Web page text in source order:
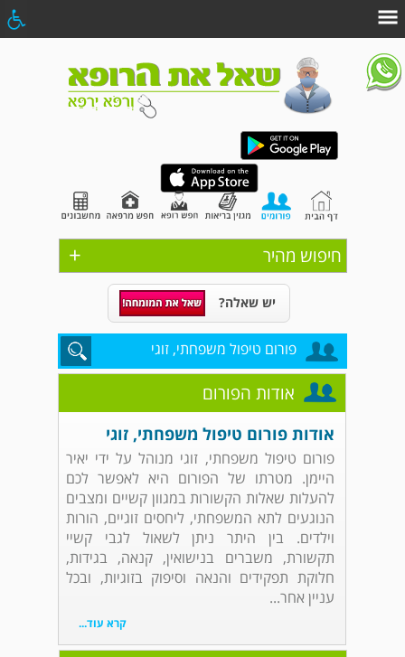
+ חיפוש מהיר
יש שאלה?
פורום טיפול משפחתי, זוגי
אודות הפורום
אודות פורום טיפול משפחתי, זוגי
פורום טיפול משפחתי, זוגי מנוהל על ידי יאיר
היימן. מטרתו של הפורום היא לאפשר לכם
להעלות שאלות הקשורות במגוון קשיים ומצבים
הנוגעים לתא המשפחתי, ליחסים זוגיים, הורות
וילדים. בין היתר ניתן לשאול לגבי קשיי
תקשורת, משברים בנישואין, קנאה, בגידות,
חלוקת תפקידים והנאה וסיפוק בזוגיות, ובכל
עניין אחר...
קרא עוד...